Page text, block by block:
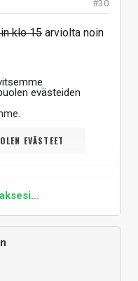
#30
klo 15 arviolta noin
evästeiden
EVÄSTEET